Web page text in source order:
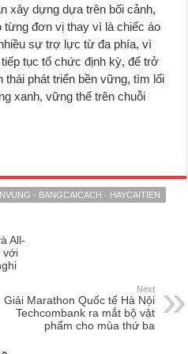
xây dựng dựa trên bối cảnh,
đơn vị thay vì là chiếc áo
sự trợ lực từ đa phía, vì
tục tổ chức định kỳ, để trở
phát triển bền vững, tìm lối
xanh, vững thế trên chuỗi
- BANGCAICACH - HAYCAITIEN
All-
với
Next
Giải Marathon Quốc tế Hà Nội
Techcombank ra mắt bộ vật
phẩm cho mùa thứ ba